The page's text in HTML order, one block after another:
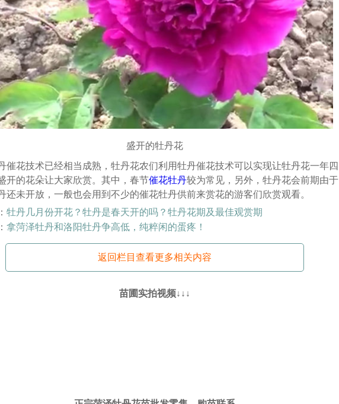
盛开的牡丹花
催花技术已经相当成熟，牡丹花农们利用牡丹催花技术可以实现让牡丹花一年四
开的花朵让大家欣赏。其中，春节催花牡丹较为常见，另外，牡丹花会前期由于
还未开放，一般也会用到不少的催花牡丹供前来赏花的游客们欣赏观看。
牡丹几月份开花？牡丹是春天开的吗？牡丹花期及最佳观赏期
拿菏泽牡丹和洛阳牡丹争高低，纯粹闲的蛋疼！
返回栏目查看更多相关内容
苗圃实拍视频↓↓↓